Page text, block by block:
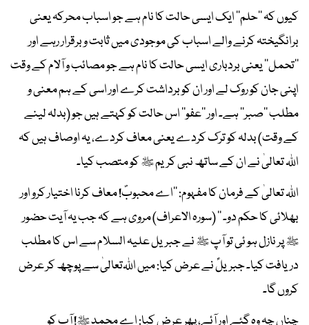
کیوں کہ ’’حلم‘‘ ایک ایسی حالت کا نام ہے جو اسباب محرکہ یعنی
برانگیختہ کرنے والے اسباب کی موجودی میں ثابت و برقرار رہے اور
’’تحمل‘‘ یعنی بردباری ایسی حالت کا نام ہے جو مصائب و آلام کے وقت
اپنی جان کو روک لے اور ان کو برداشت کرے اور اسی کے ہم معنی و
مطلب ’’صبر‘‘ ہے۔ اور ’’عفو‘‘ اس حالت کو کہتے ہیں جو (بدلہ لینے
کے وقت) بدلہ کو ترک کردے یعنی معاف کردے، یہ اوصاف ہیں کہ
اﷲ تعالیٰ نے ان کے ساتھ نبی کریم ﷺ کو متصب کیا۔
اﷲ تعالیٰ کے فرمان کا مفہوم: ’’اے محبوبؐ! معاف کرنا اختیار کرو اور
بھلائی کا حکم دو۔ ‘‘ (سورہ الاعراف) مروی ہے کہ جب یہ آیت حضور
ﷺ پر نازل ہو ئی تو آپ ﷺ نے جبریل علیہ السلام سے اس کا مطلب
دریافت کیا۔ جبریلؑ نے عرض کیا: میں اﷲتعالیٰ سے پوچھ کر عرض
کروں گا۔
چناں چہ وہ گئے اور آئے، پھر عرض کیا: اے محمد ﷺ! آپ کو